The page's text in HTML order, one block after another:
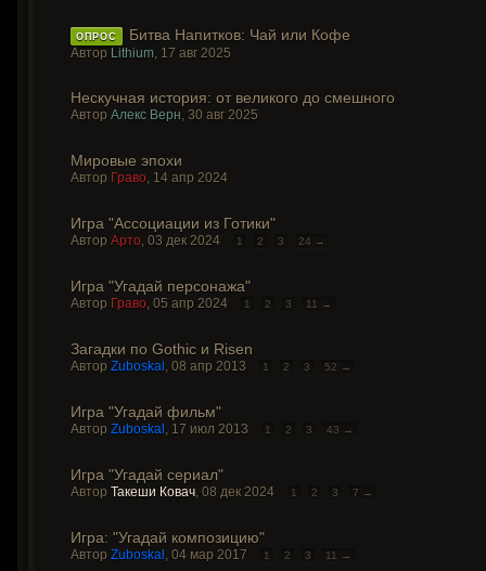
ОПРОС Битва Напитков: Чай или Кофе
Автор Lithium, 17 авг 2025
Нескучная история: от великого до смешного
Автор Алекс Верн, 30 авг 2025
Мировые эпохи
Автор Граво, 14 апр 2024
Игра "Ассоциации из Готики"
Автор Арто, 03 дек 2024 1 2 3 24 →
Игра "Угадай персонажа"
Автор Граво, 05 апр 2024 1 2 3 11 →
Загадки по Gothic и Risen
Автор Zuboskal , 08 апр 2013 1 2 3 52 →
Игра "Угадай фильм"
Автор Zuboskal , 17 июл 2013 1 2 3 43 →
Игра "Угадай сериал"
Автор Такеши Ковач, 08 дек 2024 1 2 3 7 →
Игра: "Угадай композицию"
Автор Zuboskal , 04 мар 2017 1 2 3 11 →